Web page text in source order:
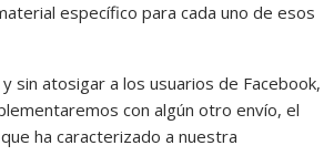
específico para cada uno de esos
sin atosigar a los usuarios de Facebook,
con algún otro envío, el
ha caracterizado a nuestra